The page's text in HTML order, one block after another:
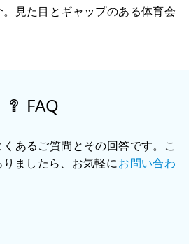
見た目とギャップのある体育会
FAQ
あるご質問とその回答です。こ
ましたら、お気軽にお問い合わ